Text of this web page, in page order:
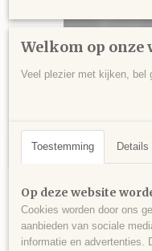
Naaldkwarts, aan
Binntal, Zwitserland
cm.
Naaldkwarts, aan twee
€ 22,00
Welkom op onze
Veel plezier met kijken, bel
Toestemming Details
Op deze website
Cookies worden door ons
aanbieden van sociale
informatie en advertenties.